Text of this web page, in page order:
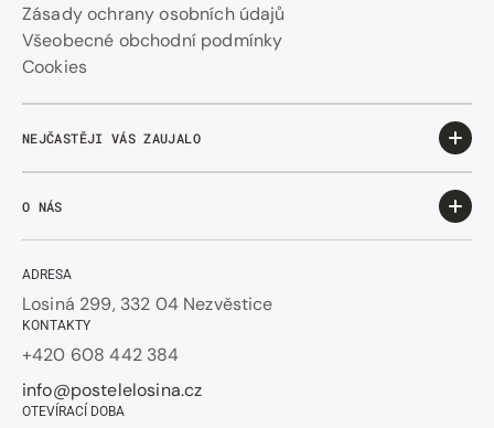
Zásady ochrany osobních údajů
Všeobecné obchodní podmínky
Cookies
NEJČASTĚJI VÁS ZAUJALO
O NÁS
ADRESA
Losiná 299, 332 04 Nezvěstice
KONTAKTY
+420 608 442 384
info@postelelosina.cz
OTEVÍRACÍ DOBA